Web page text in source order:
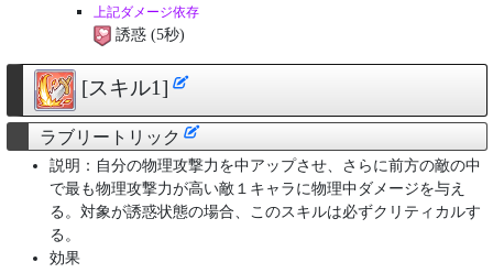
上記ダメージ依存
誘惑 (5秒)
[スキル1]
ラブリートリック
説明：自分の物理攻撃力を中アップさせ、さらに前方の敵の中
で最も物理攻撃力が高い敵１キャラに物理中ダメージを与え
る。対象が誘惑状態の場合、このスキルは必ずクリティカルす
る。
効果